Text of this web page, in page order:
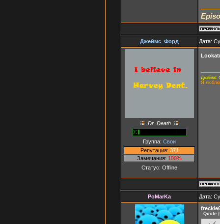
Джеймс_Форд Дата:
Dr. Death
Группа: Свои
Репутация: 371
Замечания: 100%
Статус: Offline
Джеймс
Я люблю
PoMarKa
Дата:
Quote (